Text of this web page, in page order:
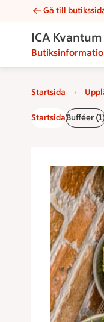
Italienskt fat | Catering
Gå till
ICA
Startsida
StartsidaBufféer